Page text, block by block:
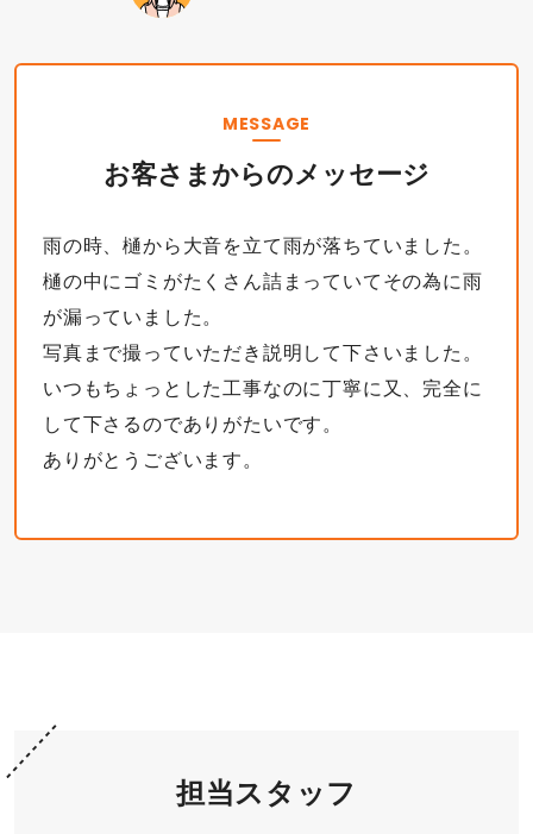
MESSAGE
お客さまからのメッセージ
雨の時、樋から大音を立て雨が落ちていました。
樋の中にゴミがたくさん詰まっていてその為に雨
が漏っていました。
写真まで撮っていただき説明して下さいました。
いつもちょっとした工事なのに丁寧に又、完全に
して下さるのでありがたいです。
ありがとうございます。
担当スタッフ